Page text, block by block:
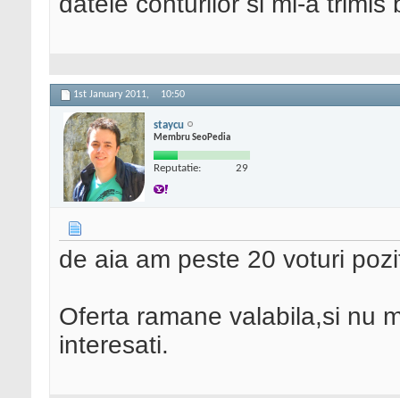
1st January 2011, 10:50
staycu
Membru SeoPedia
Reputatie: 29
de aia am peste 20 voturi
Oferta ramane valabila,si nu
interesati.